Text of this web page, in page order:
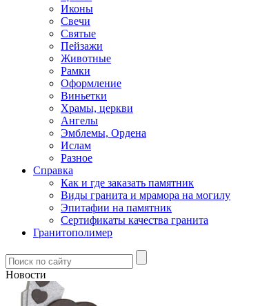
Иконы
Свечи
Святые
Пейзажи
Животные
Рамки
Оформление
Виньетки
Храмы, церкви
Ангелы
Эмблемы, Ордена
Ислам
Разное
Справка
Как и где заказать памятник
Виды гранита и мрамора на могилу
Эпитафии на памятник
Сертификаты качества гранита
Гранитополимер
Новости